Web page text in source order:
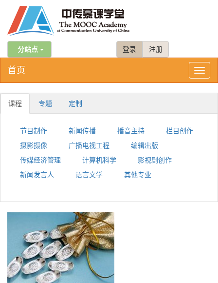
分站点 登录 注册
首页
课程 专题 定制
节目制作 新闻传播 播音主持
栏目创作
摄影摄像
广播电视工程
编辑出版
传媒经济管理
计算机科学
影视剧创作
新闻发言人
语言文学 其他专业